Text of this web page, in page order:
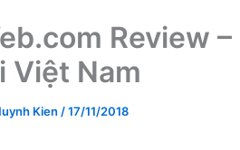
Review
Việt Nam
Kien /17/11/2018